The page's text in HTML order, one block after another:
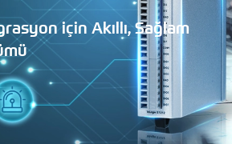
için Akıllı, Sağlam